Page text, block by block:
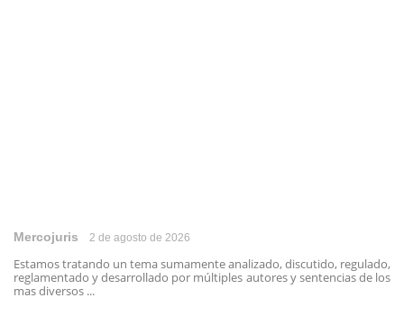
Mercojuris 2 de agosto de 2026
Estamos tratando un tema sumamente analizado, discutido, regulado,
reglamentado y desarrollado por múltiples autores y sentencias de los
mas diversos ...